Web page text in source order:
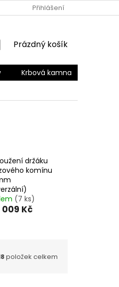
Přihlášení
NÁKUPNÍ
Prázdný košík
Krbová kamna
držáku
komínu
(7 ks)
009 Kč
položek celkem